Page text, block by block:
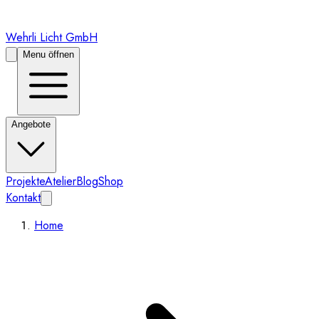
Wehrli Licht GmbH
Menu öffnen
Angebote
ProjekteAtelierBlogShop
Kontakt
Home